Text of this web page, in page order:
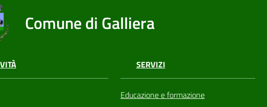
Comune di Galliera
SERVIZI
Educazione e formazione